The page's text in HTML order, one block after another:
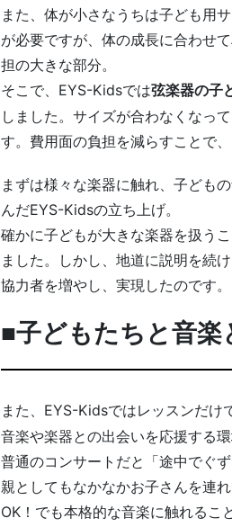
また、体が小さなうちは子ども用
が必要ですが、体の成長に合わせ
担の大きな部分。
そこで、EYS-Kidsでは弦楽器の子
しました。サイズが合わなくなっ
す。費用面の負担を減らすことで
まずは様々な楽器に触れ、子ども
んだEYS-Kidsの立ち上げ。
確かに子どもが大きな楽器を扱う
ました。しかし、地道に説明を続
協力者を増やし、実現したのです。
■子どもたちと音楽
また、EYS-Kidsではレッスンだけ
音楽や楽器との出会いを応援する環
普通のコンサートだと「途中でぐ
親としてもなかなかお子さんを連
OK！でも本格的な音楽に触れるこ